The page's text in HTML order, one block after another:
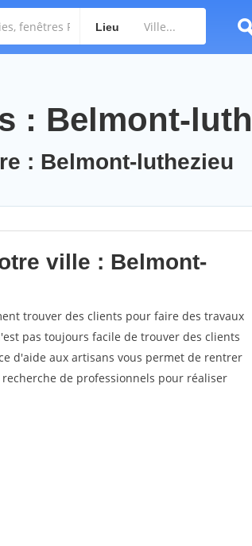
Lieu
: Belmont-
: Belmont-luthezieu
ville : Belmont-
trouver des clients pour faire des travaux
pas toujours facile de trouver des clients
d'aide aux artisans vous permet de rentrer
de professionnels pour réaliser